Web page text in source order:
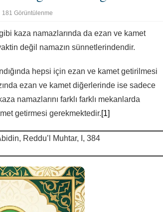
181 Görüntülenme
kaza namazlarında da ezan ve kamet
değil namazın sünnetlerindendir.
hepsi için ezan ve kamet getirilmesi
ezan ve kamet diğerlerinde ise sadece
namazlarını farklı farklı mekanlarda
getirmesi gerekmektedir.[1]
Reddu’l Muhtar, I, 384